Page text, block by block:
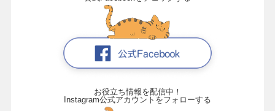
お役立ち情報を配信中！
Instagram公式アカウントをフォローする